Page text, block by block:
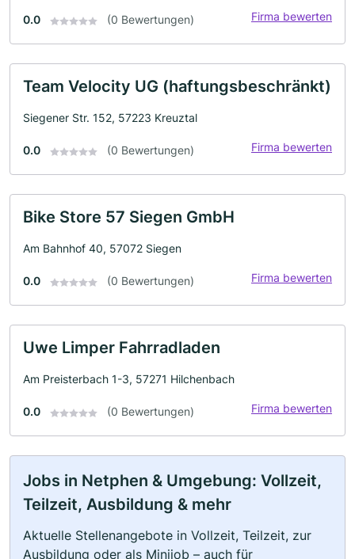
0.0 (0 Bewertungen) Firma bewerten
Team Velocity UG (haftungsbeschränkt)
Siegener Str. 152, 57223 Kreuztal
0.0 (0 Bewertungen) Firma bewerten
Bike Store 57 Siegen GmbH
Am Bahnhof 40, 57072 Siegen
0.0 (0 Bewertungen) Firma bewerten
Uwe Limper Fahrradladen
Am Preisterbach 1-3, 57271 Hilchenbach
0.0 (0 Bewertungen) Firma bewerten
Jobs in Netphen & Umgebung: Vollzeit,
Teilzeit, Ausbildung & mehr
Aktuelle Stellenangebote in Vollzeit, Teilzeit, zur
Ausbildung oder als Minijob – auch für